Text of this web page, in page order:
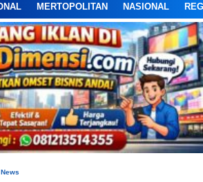
MERTOPOLITAN NASIONAL
News